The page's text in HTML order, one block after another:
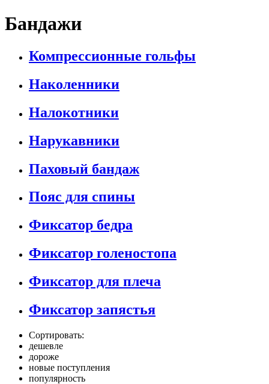
Бандажи
Компрессионные гольфы
Наколенники
Налокотники
Нарукавники
Паховый бандаж
Пояс для спины
Фиксатор бедра
Фиксатор голеностопа
Фиксатор для плеча
Фиксатор запястья
Сортировать:
дешевле
дороже
новые поступления
популярность